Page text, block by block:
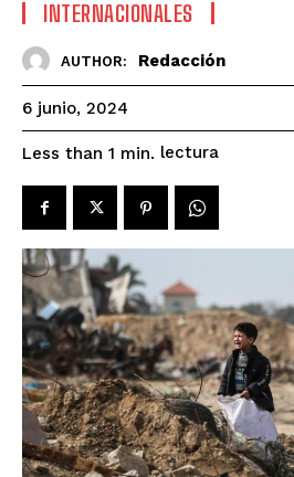
INTERNACIONALES
AUTHOR: Redacción
6 junio, 2024
Less than 1 min. lectura